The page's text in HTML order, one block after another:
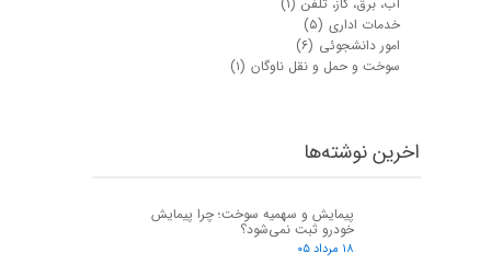
خدمات اداری (۵)
امور دانشجوئی (۶)
سوخت و حمل و نقل ناوگان (۱)
اخرین نوشته‌ها
پیمایش و سهمیه سوخت؛ چرا پیمایش
خودرو ثبت نمی‌شود؟
۱۸ مرداد ۰۵